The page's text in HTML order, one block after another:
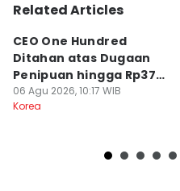
Related Articles
CEO One Hundred
Ditahan atas Dugaan
Penipuan hingga Rp379
Miliar
06 Agu 2026, 10:17 WIB
Korea